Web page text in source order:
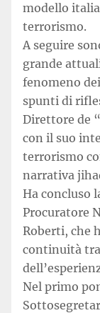
modello
terrorismo.
A seguire
grande
fenomeno
spunti di
Direttore de
con il suo
terrorismo
narrativa
Ha concluso
Procuratore
Roberti, che
continuità
Nel primo